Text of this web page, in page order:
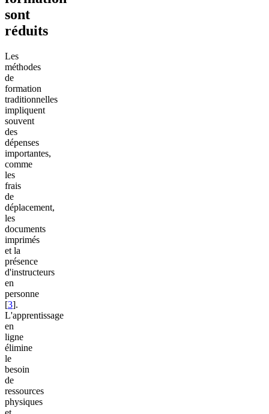
sont
réduits
Les
méthodes
de
formation
traditionnelles
impliquent
souvent
des
dépenses
importantes,
comme
les
frais
de
déplacement,
les
documents
imprimés
et la
présence
d'instructeurs
en
personne
[3].
L'apprentissage
en
ligne
élimine
le
besoin
de
ressources
physiques